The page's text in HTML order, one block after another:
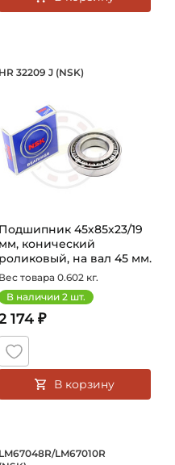
17 мм,
Подшипник
HR 32209 J (NSK)
Подшипник 45х85х23/19
мм, конический
роликовый, на вал 45 мм.
Артикул H...
Вес товара 0.602 кг.
В наличии 2 шт.
174 ₽
В корзину
27 мм,
Подшипник
LM67048R/LM67010R